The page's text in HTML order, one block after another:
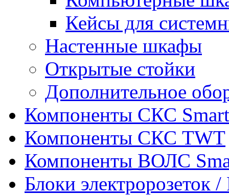
Кейсы для
Настенные шкафы
Открытые стойки
Дополнительное
Компоненты СКС
Компоненты СКС TWT
Компоненты ВОЛС
Блоки электророзеток